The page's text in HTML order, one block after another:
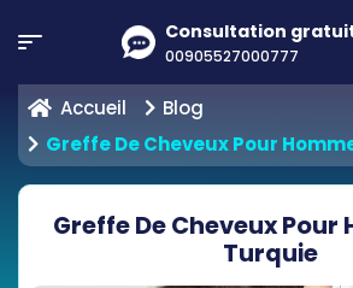
Consultation
00905527000777
Accueil
Blog
Greffe De Cheveux Pour
Greffe De Cheveux Pour
Turquie